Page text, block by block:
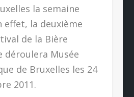
la semaine
effet, la deuxième
de la Bière
déroulera Musée
de Bruxelles les 24
2011.